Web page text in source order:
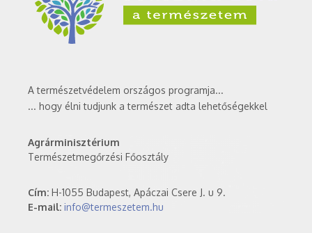
A természetvédelem országos programja...
... hogy élni tudjunk a természet adta lehetőségekkel
Agrárminisztérium
Természetmegőrzési Főosztály
Cím: H-1055 Budapest, Apáczai Csere J. u 9.
E-mail: info@termeszetem.hu